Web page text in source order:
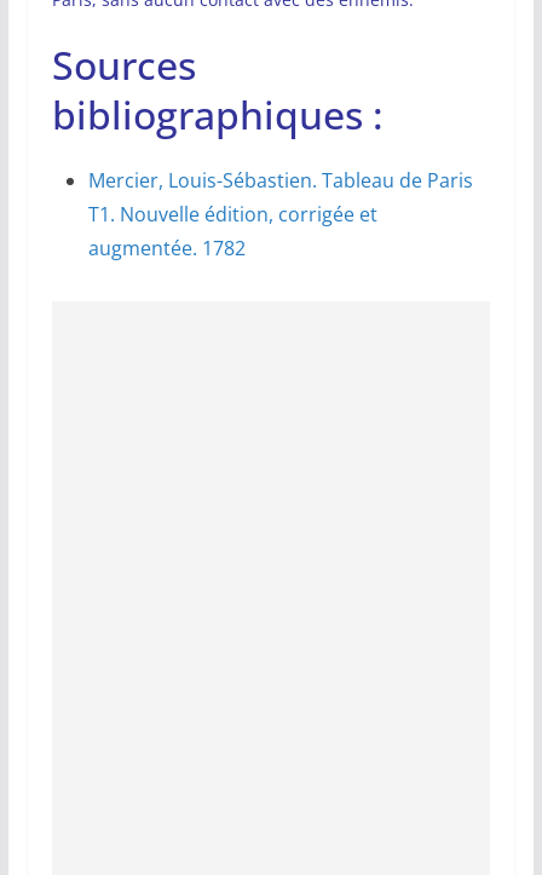
Sources
bibliographiques :
Mercier, Louis-Sébastien. Tableau de Paris
T1. Nouvelle édition, corrigée et
augmentée. 1782